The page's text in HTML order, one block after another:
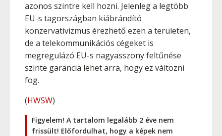
azonos szintre kell hozni. Jelenleg a legtöbb
EU-s tagországban kiábrándító
konzervativizmus érezhető ezen a területen,
de a telekommunikációs cégeket is
megregulázó EU-s nagyasszony feltűnése
szinte garancia lehet arra, hogy ez változni
fog.
(HWSW)
Figyelem! A tartalom legalább 2 éve nem
frissült! Előfordulhat, hogy a képek nem